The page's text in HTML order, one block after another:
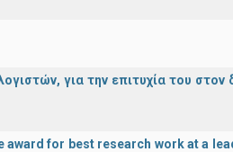
για την επιτυχία του στον
for best research work at a